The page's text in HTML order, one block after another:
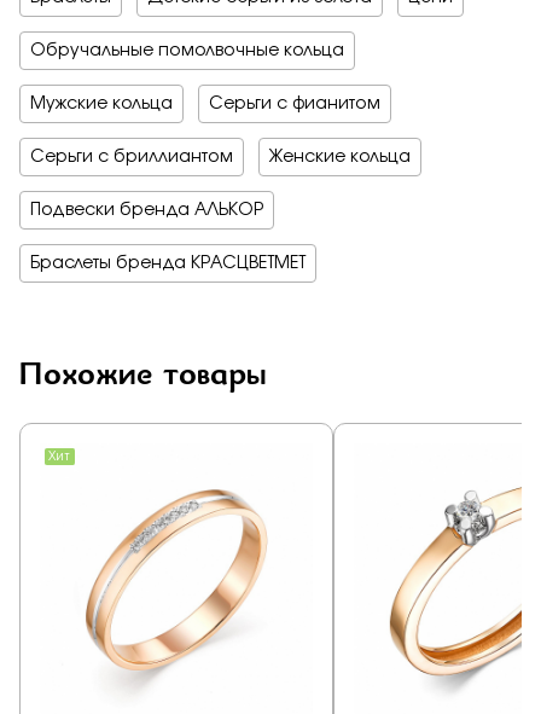
Обручальные помолвочные кольца
Мужские кольца Серьги с фианитом
Серьги с бриллиантом Женские кольца
Подвески бренда АЛЬКОР
Браслеты бренда КРАСЦВЕТМЕТ
Похожие товары